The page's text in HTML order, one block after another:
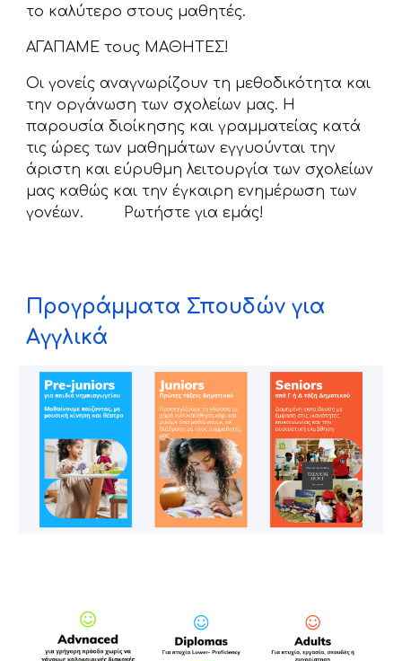
το καλύτερο στους μαθητές.
ΑΓΑΠΑΜΕ τους ΜΑΘΗΤΕΣ!
Οι γονείς αναγνωρίζουν τη μεθοδικότητα και
την οργάνωση των σχολείων μας. Η
παρουσία διοίκησης και γραμματείας κατά
τις ώρες των μαθημάτων εγγυούνται την
άριστη και εύρυθμη λειτουργία των σχολείων
μας καθώς και την έγκαιρη ενημέρωση των
γονέων. Ρωτήστε για εμάς!
Προγράμματα Σπουδών για
Αγγλικά